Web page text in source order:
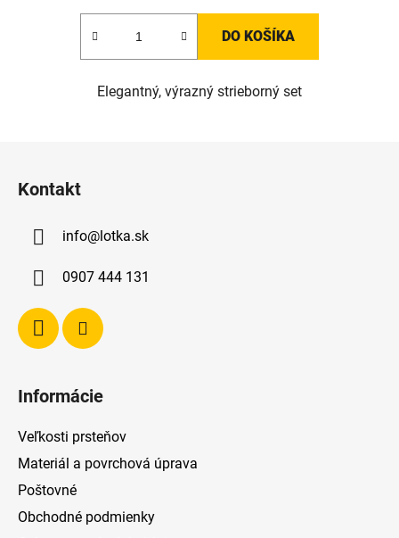
DO KOŠÍKA
Elegantný, výrazný strieborný set
Kontakt
info@lotka.sk
0907 444 131
Informácie
Veľkosti prsteňov
Materiál a povrchová úprava
Poštovné
Obchodné podmienky